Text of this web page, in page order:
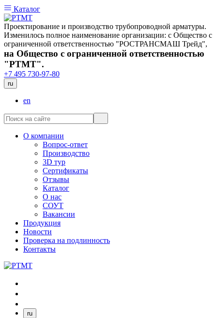
Каталог
Проектирование и производство трубопроводной арматуры.
Изменилось полное наименование организации: с Общество с
ограниченной ответственностью "РОСТРАНСМАШ Трейд",
на Общество с ограниченной ответственностью
"РТМТ".
+7 495 730-97-80
ru
en
О компании
Вопрос-ответ
Производство
3D тур
Сертификаты
Отзывы
Каталог
О нас
СОУТ
Вакансии
Продукция
Новости
Проверка на подлинность
Контакты
ru